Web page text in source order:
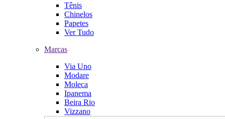
Tênis
Chinelos
Papetes
Ver Tudo
Marcas
Via Uno
Modare
Moleca
Ipanema
Beira Rio
Vizzano